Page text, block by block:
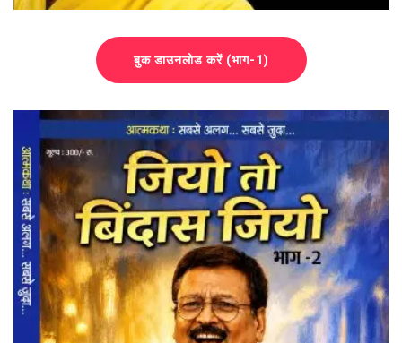
बुक डाउनलोड करें (भाग-1)